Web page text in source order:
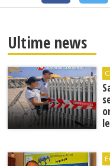
Ultime news